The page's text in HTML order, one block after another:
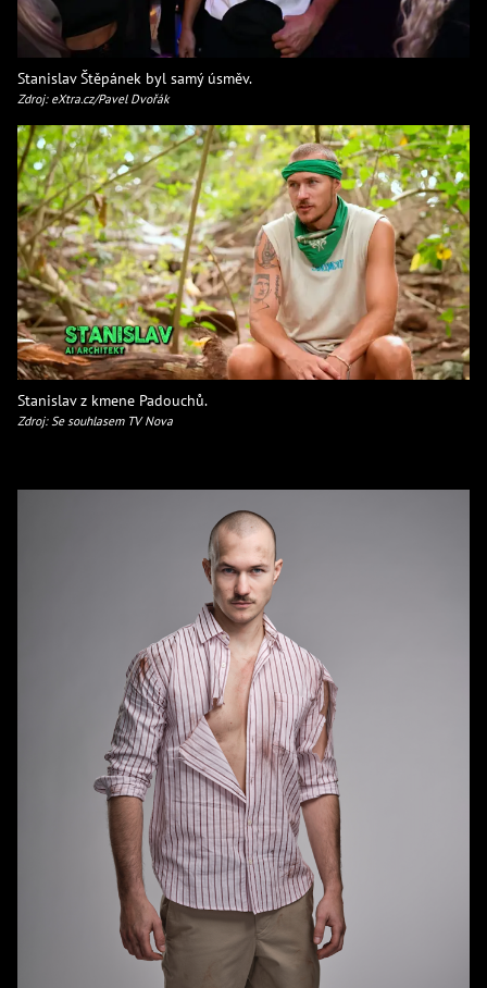
Stanislav Štěpánek byl samý úsměv.
Zdroj: eXtra.cz/Pavel Dvořák
Stanislav z kmene Padouchů.
Zdroj: Se souhlasem TV Nova